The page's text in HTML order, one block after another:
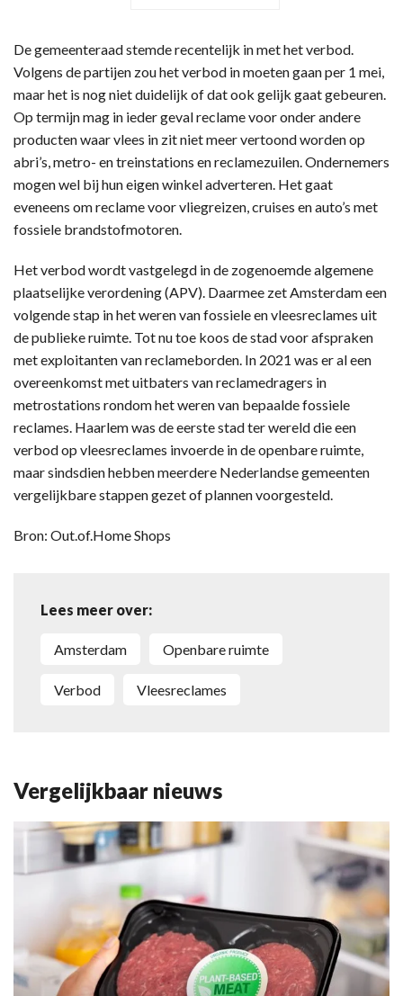
De gemeenteraad stemde recentelijk in met het verbod.
Volgens de partijen zou het verbod in moeten gaan per 1 mei,
maar het is nog niet duidelijk of dat ook gelijk gaat gebeuren.
Op termijn mag in ieder geval reclame voor onder andere
producten waar vlees in zit niet meer vertoond worden op
abri’s, metro- en treinstations en reclamezuilen. Ondernemers
mogen wel bij hun eigen winkel adverteren. Het gaat
eveneens om reclame voor vliegreizen, cruises en auto’s met
fossiele brandstofmotoren.
Het verbod wordt vastgelegd in de zogenoemde algemene
plaatselijke verordening (APV). Daarmee zet Amsterdam een
volgende stap in het weren van fossiele en vleesreclames uit
de publieke ruimte. Tot nu toe koos de stad voor afspraken
met exploitanten van reclameborden. In 2021 was er al een
overeenkomst met uitbaters van reclamedragers in
metrostations rondom het weren van bepaalde fossiele
reclames. Haarlem was de eerste stad ter wereld die een
verbod op vleesreclames invoerde in de openbare ruimte,
maar sindsdien hebben meerdere Nederlandse gemeenten
vergelijkbare stappen gezet of plannen voorgesteld.
Bron: Out.of.Home Shops
Lees meer over:
Amsterdam Openbare ruimte
Verbod Vleesreclames
Vergelijkbaar nieuws